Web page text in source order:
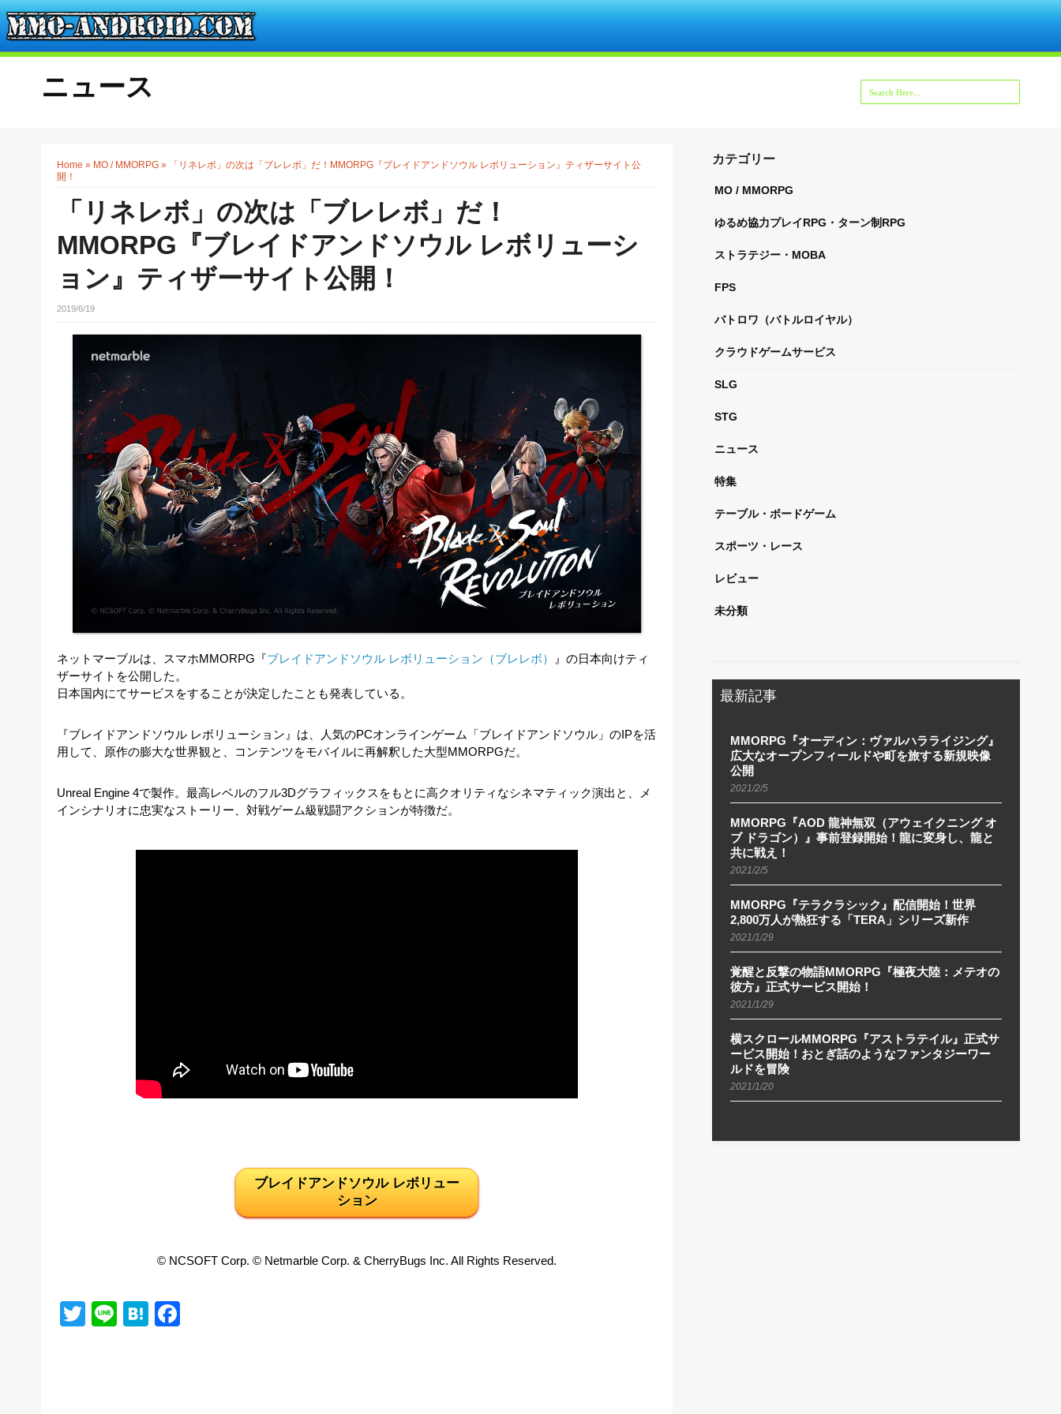
ニュース
Home » MO / MMORPG »
「リネレボ」の次は「ブレレボ」だ！MMORPG『ブレイドアンドソウル レボリューション』ティザーサイト公
開！
「リネレボ」の次は「ブレレボ」だ！
MMORPG『ブレイドアンドソウル レボリューシ
ョン』ティザーサイト公開！
2019/6/19
ネットマーブルは、スマホMMORPG『ブレイドアンドソウル レボリューション（ブレレボ）
』の日本向けティ
ザーサイトを公開した。
日本国内にてサービスをすることが決定したことも発表している。
『ブレイドアンドソウル レボリューション』は、人気のPCオンラインゲーム「ブレイドアンドソウル」のIPを活
用して、原作の膨大な世界観と、コンテンツをモバイルに再解釈した大型MMORPGだ。
Unreal Engine 4で製作。最高レベルのフル3Dグラフィックスをもとに高クオリティなシネマティック演出と、メ
インシナリオに忠実なストーリー、対戦ゲーム級戦闘アクションが特徴だ。
ブレイドアンドソウル レボリュー
ション
© NCSOFT Corp. © Netmarble Corp. & CherryBugs Inc. All Rights Reserved.
Twitter
LineHatena
カテゴリー
MO / MMORPG
ゆるめ協力プレイRPG・ターン制RPG
ストラテジー・MOBA
FPS
バトロワ（バトルロイヤル）
クラウドゲームサービス
SLG
STG
ニュース
特集
テーブル・ボードゲーム
スポーツ・レース
レビュー
未分類
最新記事
MMORPG『オーディン：ヴァルハラライジング』
広大なオープンフィールドや町を旅する新規映像
公開
2021/2/5
MMORPG『AOD 龍神無双（アウェイクニング オ
ブ ドラゴン）』事前登録開始！龍に変身し、龍と
共に戦え！
2021/2/5
MMORPG『テラクラシック』配信開始！世界
2,800万人が熱狂する「TERA」シリーズ新作
2021/1/29
覚醒と反撃の物語MMORPG『極夜大陸：メテオの
彼方』正式サービス開始！
2021/1/29
横スクロールMMORPG『アストラテイル』正式サ
ービス開始！おとぎ話のようなファンタジーワー
ルドを冒険
2021/1/20